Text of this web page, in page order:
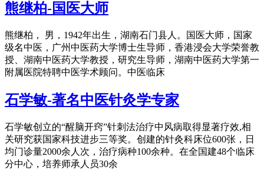
熊继柏-国医大师
熊继柏， 男，1942年出生，湖南石门县人。国医大师，国家
级名中医，广州中医药大学博士生导师，香港浸会大学荣誉教
授、湖南中医药大学教授，研究生导师，湖南中医药大学第一
附属医院特聘中医学术顾问。中医临床
石学敏-著名中医针灸学专家
石学敏创立的“醒脑开窍”针刺法治疗中风病取得显著疗效,相
关研究获国家科技进步三等奖。创建的针灸科床位600张，日
均门诊量2000余人次，治疗病种100余种。在全国建48个临床
分中心，培养师承人员30余